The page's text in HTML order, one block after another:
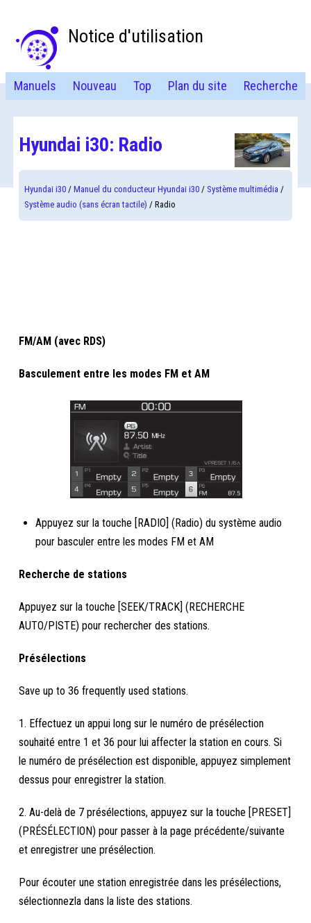
Notice d'utilisation
Manuels Nouveau Top Plan du site Recherche
Hyundai i30: Radio
Hyundai i30 /Manuel du conducteur Hyundai i30 / Système multimédia /
Système audio (sans écran tactile) / Radio
FM/AM (avec RDS)
Basculement entre les modes FM et AM
Appuyez sur la touche [RADIO] (Radio) du système audio
pour basculer entre les modes FM et AM
Recherche de stations
Appuyez sur la touche [SEEK/TRACK] (RECHERCHE
AUTO/PISTE) pour rechercher des stations.
Présélections
Save up to 36 frequently used stations.
1. Effectuez un appui long sur le numéro de présélection
souhaité entre 1 et 36 pour lui affecter la station en cours. Si
le numéro de présélection est disponible, appuyez simplement
dessus pour enregistrer la station.
2. Au-delà de 7 présélections, appuyez sur la touche [PRESET]
(PRÉSÉLECTION) pour passer à la page précédente/suivante
et enregistrer une présélection.
Pour écouter une station enregistrée dans les présélections,
sélectionnezla dans la liste des stations.